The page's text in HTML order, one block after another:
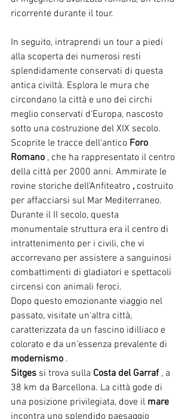
ricorrente durante il tour.
In seguito, intraprendi un tour a piedi
alla scoperta dei numerosi resti
splendidamente conservati di questa
antica civiltà. Esplora le mura che
circondano la città e uno dei circhi
meglio conservati d'Europa, nascosto
sotto una costruzione del XIX secolo.
Scoprite le tracce dell'antico Foro
Romano , che ha rappresentato il centro
della città per 2000 anni. Ammirate le
rovine storiche dell'Anfiteatro , costruito
per affacciarsi sul Mar Mediterraneo.
Durante il II secolo, questa
monumentale struttura era il centro di
intrattenimento per i civili, che vi
accorrevano per assistere a sanguinosi
combattimenti di gladiatori e spettacoli
circensi con animali feroci.
Dopo questo emozionante viaggio nel
passato, visitate un'altra città,
caratterizzata da un fascino idilliaco e
colorato e da un'essenza prevalente di
modernismo .
Sitges si trova sulla Costa del Garraf , a
38 km da Barcellona. La città gode di
una posizione privilegiata, dove il mare